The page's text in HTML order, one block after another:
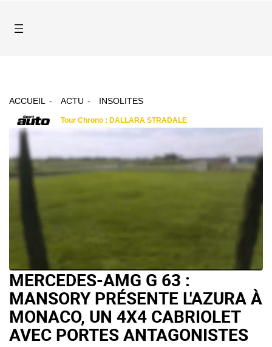
ACCUEIL ACTU INSOLITES
MERCEDES-AMG G 63 :
MANSORY PRÉSENTE L'AZURA À
MONACO, UN 4X4 CABRIOLET
AVEC PORTES ANTAGONISTES